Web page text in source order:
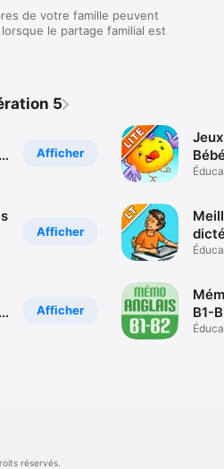
de votre famille peuvent
le partage familial est
5
Afficher
Afficher
Afficher
B1-
réservés.